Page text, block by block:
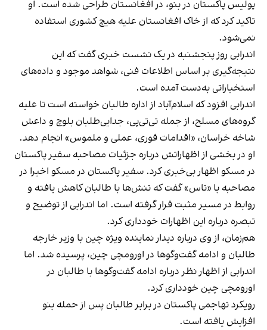
پولیس پاکستان در بنو، در افغانستان طراحی شده است. او
تاکید کرد که از خاک افغانستان علیه هیچ کشوری استفاده
نمی‌شود.
اندرابی روز پنجشنبه در یک نشست خبری گفت که این
نتیجه‌گیری بر اساس اطلاعات فنی، شواهد موجود و داده‌های
استخباراتی به‌دست آمده است.
اندرابی افزود که اسلام‌آباد از اداره طالبان خواسته است تا علیه
گروه‌های مسلح، از جمله تی‌تی‌پی، جدایی‌طلبان بلوچ و داعش
شاخه خراسان، «اقدامات فوری، عملی و ملموس» انجام دهد.
او در بخشی از اظهاراتش درباره جزئیات مصاحبه سفیر پاکستان
در مسکو اظهار بی‌خبری کرد. سفیر پاکستان در مسکو اخیرا در
مصاحبه با «تاس» گفت که تنش‌ها با طالبان کاهش یافته و
روابط در مسیر مثبت قرار گرفته است. اما اندرابی از توضیح و
تبصره درباره این اظهارات خودداری کرد.
هم‌زمان، از وی درباره دیدار نماینده ویژه چین با وزیر خارجه
طالبان و ادامه گفت‌وگوها در اورومچی چین، پرسیده شد. اما
اندرابی از اظهار نظر درباره ادامه گفت‌وگوها با طالبان در
اورومچی چین خودداری کرد.
رویکرد تهاجمی پاکستان در برابر طالبان پس از حمله بنو
افزایش یافته است.